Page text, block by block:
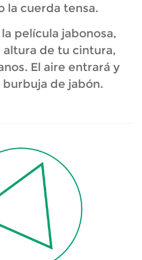
la cuerda tensa.
película jabonosa,
de tu cintura,
El aire entrará y
de jabón.